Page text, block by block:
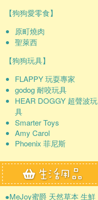
【狗狗愛零食】
原町燒肉
聖萊西
【狗狗玩具】
FLAPPY 玩耍專家
godog 耐咬玩具
HEAR DOGGY 超聲波玩
具
Smarter Toys
Amy Carol
Phoenix 菲尼斯
●MeJoy蜜爵 天然草本 生鮮